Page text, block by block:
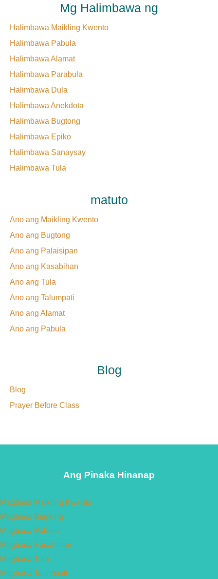
Mg Halimbawa ng
Halimbawa Maikling Kwento
Halimbawa Pabula
Halimbawa Alamat
Halimbawa Parabula
Halimbawa Dula
Halimbawa Anekdota
Halimbawa Bugtong
Halimbawa Epiko
Halimbawa Sanaysay
Halimbawa Tula
matuto
Ano ang Maikling Kwento
Ano ang Bugtong
Ano ang Palaisipan
Ano ang Kasabihan
Ano ang Tula
Ano ang Talumpati
Ano ang Alamat
Ano ang Pabula
Blog
Blog
Prayer Before Class
Ang Pinaka Hinanap
Magbasa Maikling Kwento
Magbasa Bugtong
Magbasa Pabula
Magbasa Kasabihan
Magbasa Tula
Magbasa Talumpati